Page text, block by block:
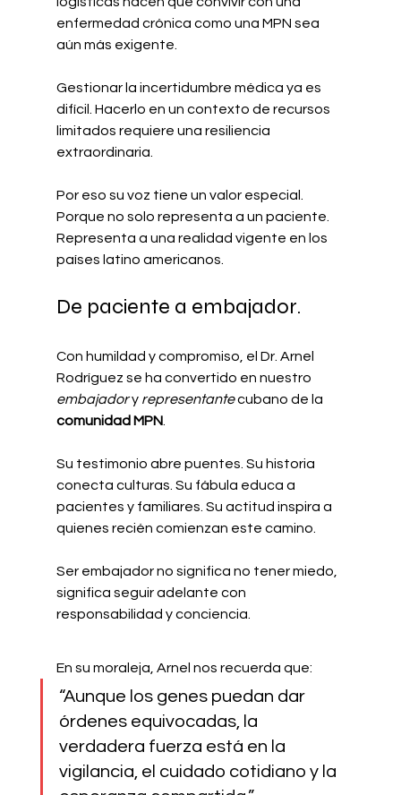
enfermedad crónica como una MPN sea
aún más exigente.
Gestionar la incertidumbre médica ya es
difícil. Hacerlo en un contexto de recursos
limitados requiere una resiliencia
extraordinaria.
Por eso su voz tiene un valor especial.
Porque no solo representa a un paciente.
Representa a una realidad vigente en los
países latino americanos.
De paciente a embajador.
Con humildad y compromiso, el Dr. Arnel
Rodríguez se ha convertido en nuestro
embajador y representante cubano de la
comunidad MPN.
Su testimonio abre puentes. Su historia
conecta culturas. Su fábula educa a
pacientes y familiares. Su actitud inspira a
quienes recién comienzan este camino.
Ser embajador no significa no tener miedo,
significa seguir adelante con
responsabilidad y conciencia.
En su moraleja, Arnel nos recuerda que:
“Aunque los genes puedan dar
órdenes equivocadas, la
verdadera fuerza está en la
vigilancia, el cuidado cotidiano y la